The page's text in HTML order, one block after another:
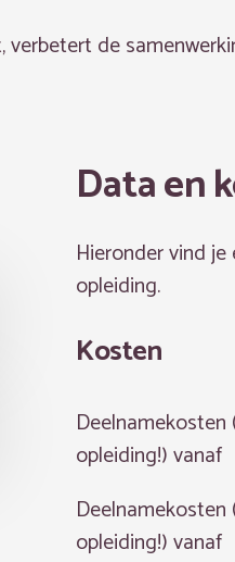
de
Data en
Hieronder vind
opleiding.
Kosten
Deelnamekosten
opleiding!) vanaf
Deelnamekosten
opleiding!) vanaf